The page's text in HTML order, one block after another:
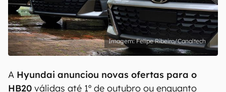
Felipe Ribeiro/Canaltech
A Hyundai anunciou novas ofertas para o
HB20 válidas até 1º de outubro ou enquanto